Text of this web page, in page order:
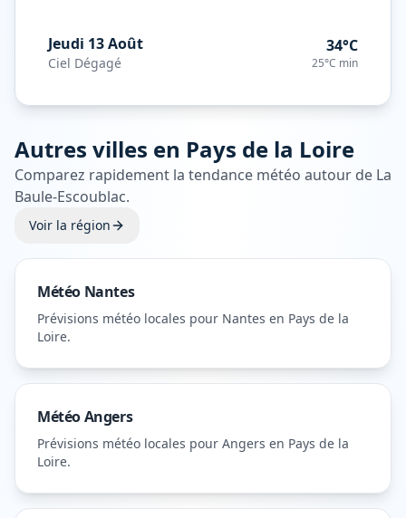
Jeudi 13 Août
Ciel Dégagé
34°C
25°C min
Autres villes en Pays de la Loire
Comparez rapidement la tendance météo autour de La
Baule-Escoublac.
Voir la région
Météo Nantes
Prévisions météo locales pour Nantes en Pays de la
Loire.
MétéoAngers
Prévisions météo locales pour Angers en Pays de la
Loire.